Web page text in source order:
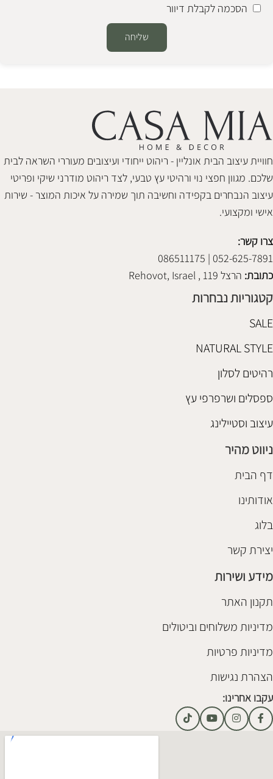
הסכמה לקבלת דיוור
שליחה
חוויית עיצוב הבית אונליין - ריהוט ייחודי ועיצובים מעוררי השראה לבית
שלכם. מגוון חפצי נוי ורהיטי עץ טבעי, לצד ריהוט מודרני שיקי ופריטי
עיצוב הנבחרים בקפידה וחשיבה תוך שמירה על איכות המוצר - שירות
אישי ומקצועי.
צרו קשר:
052-625-7891 | 086511175
כתובת: הרצל 119 , Rehovot, Israel
קטגוריות נבחרות
SALE
NATURAL STYLE
רהיטים לסלון
ספסלים ושרפרפי עץ
עיצוב וסטיילינג
ניווט מהיר
דף הבית
אודותינו
בלוג
יצירת קשר
מידע ושירות
תקנון האתר
מדיניות משלוחים וביטולים
מדיניות פרטיות
הצהרת נגישות
עקבו אחרינו: